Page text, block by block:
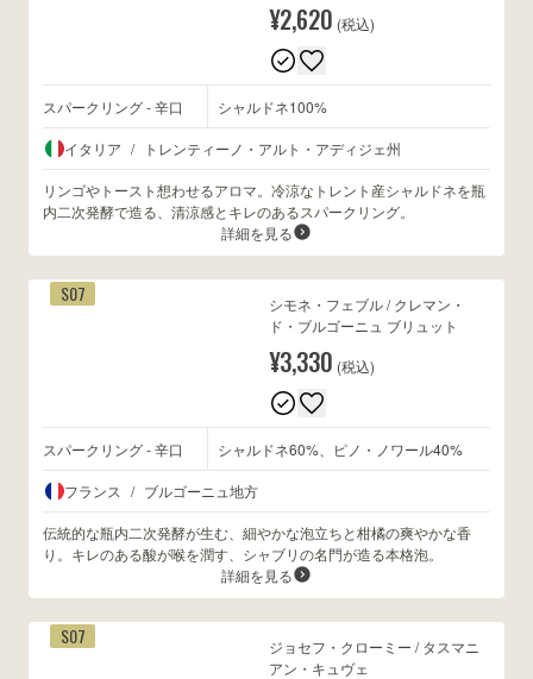
wine@とは
¥2,620 (税込)
スパークリング - 辛口 シャルドネ100%
イタリア / トレンティーノ・アルト・アディジェ州
リンゴやトースト想わせるアロマ。冷涼なトレント産シャルドネを瓶
内二次発酵で造る、清涼感とキレのあるスパークリング。
詳細を見る
S07
シモネ・フェブル / クレマン・
ド・ブルゴーニュ ブリュット
¥3,330 (税込)
スパークリング - 辛口 シャルドネ60%、ピノ・ノワール40%
フランス / ブルゴーニュ地方
伝統的な瓶内二次発酵が生む、細やかな泡立ちと柑橘の爽やかな香
り。キレのある酸が喉を潤す、シャブリの名門が造る本格泡。
詳細を見る
S07
ジョセフ・クローミー / タスマニ
アン・キュヴェ